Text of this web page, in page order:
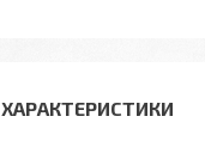
ХАРАКТЕРИСТИКИ